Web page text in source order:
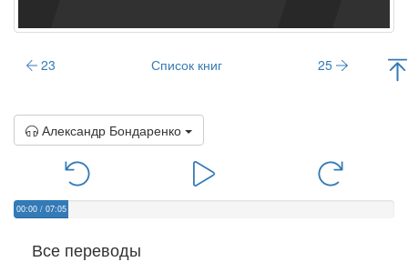
23 Список книг 25
Александр Бондаренко
00:00 / 07:05
Все переводы